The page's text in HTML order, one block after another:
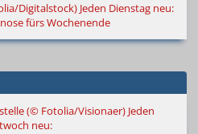
Jeden Dienstag neu:
fürs Wochenende
Jeden
neu: